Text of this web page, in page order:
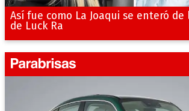
Así fue como La Joaqui se enteró
de Luck Ra